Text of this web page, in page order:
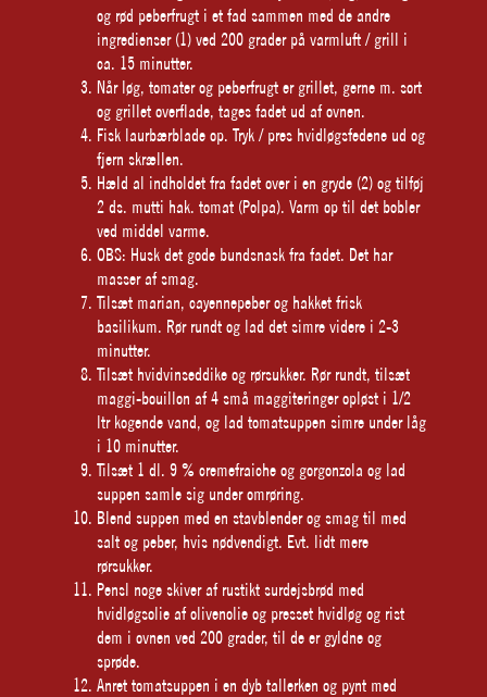
og rød peberfrugt i et fad sammen med de andre
ingredienser (1) ved 200 grader på varmluft / grill i
ca. 15 minutter.
Når løg, tomater og peberfrugt er grillet, gerne m. sort
og grillet overflade, tages fadet ud af ovnen.
Fisk laurbærblade op. Tryk / pres hvidløgsfedene ud og
fjern skrællen.
Hæld al indholdet fra fadet over i en gryde (2) og tilføj
2 ds. mutti hak. tomat (Polpa). Varm op til det bobler
ved middel varme.
OBS: Husk det gode bundsnask fra fadet. Det har
masser af smag.
Tilsæt marian, cayennepeber og hakket frisk
basilikum. Rør rundt og lad det simre videre i 2-3
minutter.
Tilsæt hvidvinseddike og rørsukker. Rør rundt, tilsæt
maggi-bouillon af 4 små maggiteringer opløst i 1/2
ltr kogende vand, og lad tomatsuppen simre under låg
i 10 minutter.
Tilsæt 1 dl. 9 % cremefraiche og gorgonzola og lad
suppen samle sig under omrøring.
Blend suppen med en stavblender og smag til med
salt og peber, hvis nødvendigt. Evt. lidt mere
rørsukker.
Pensl noge skiver af rustikt surdejsbrød med
hvidløgsolie af olivenolie og presset hvidløg og rist
dem i ovnen ved 200 grader, til de er gyldne og
sprøde.
Anret tomatsuppen i en dyb tallerken og pynt med